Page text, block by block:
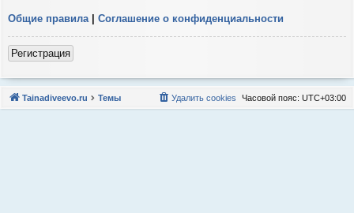
Общие правила| Соглашение о конфиденциальности
Регистрация
Tainadiveevo.ru Темы Часовой пояс: UTC+03:00
Удалить cookies